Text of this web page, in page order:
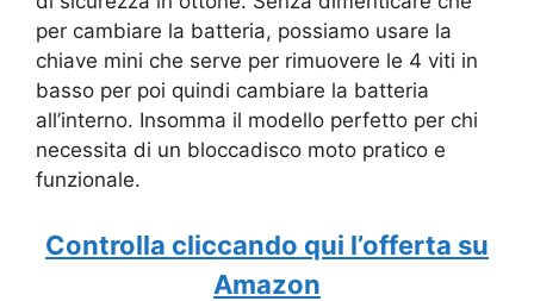
per cambiare la batteria, possiamo usare la
chiave mini che serve per rimuovere le 4 viti in
basso per poi quindi cambiare la batteria
all’interno. Insomma il modello perfetto per chi
necessita di un bloccadisco moto pratico e
funzionale.
Controlla cliccando qui l’offerta su
Amazon